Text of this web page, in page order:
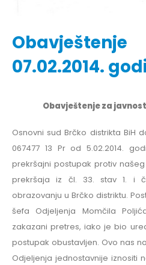
07.02.2014.
Obavještenje za
Osnovni sud Brčko distrikta BiH
067477 13 Pr od 5.02.2014.
prekršajni postupak protiv
prekršaja iz čl. 33. stav 1. i
obrazovanju u Brčko distriktu.
šefa Odjeljenja Momčila
zakazani pretres, iako je bio
postupak obustavljen. Ovo nas
Odjeljenja jednostavnije iznositi